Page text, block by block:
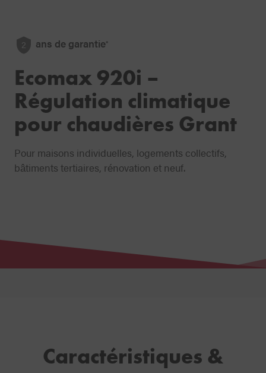
2 ans de garantie*
Ecomax 920i –
Régulation climatique
pour chaudières Grant
Pour maisons individuelles, logements collectifs,
bâtiments tertiaires, rénovation et neuf.
Caractéristiques &